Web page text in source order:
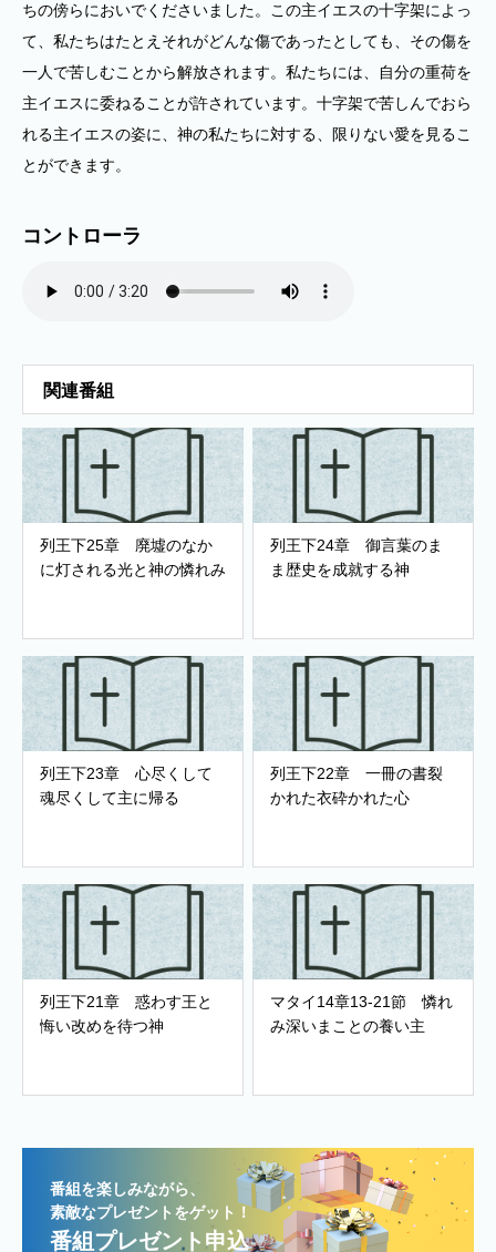
ちの傍らにおいでくださいました。この主イエスの十字架によっ
て、私たちはたとえそれがどんな傷であったとしても、その傷を
一人で苦しむことから解放されます。私たちには、自分の重荷を
主イエスに委ねることが許されています。十字架で苦しんでおら
れる主イエスの姿に、神の私たちに対する、限りない愛を見るこ
とができます。
コントローラ
関連番組
列王下25章 廃墟のなか
に灯される光と神の憐れみ
列王下24章 御言葉のま
ま歴史を成就する神
列王下23章 心尽くして
魂尽くして主に帰る
列王下22章 一冊の書裂
かれた衣砕かれた心
列王下21章 惑わす王と
悔い改めを待つ神
マタイ14章13-21節 憐れ
み深いまことの養い主
番組を楽しみながら、
素敵なプレゼントをゲット！
番組プレゼント申込